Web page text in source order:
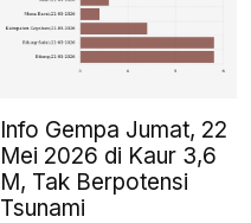
Info Gempa Jumat, 22
Mei 2026 di Kaur 3,6
M, Tak Berpotensi
Tsunami